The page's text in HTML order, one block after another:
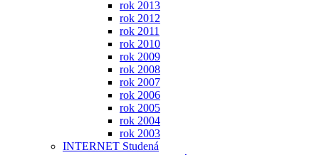
rok 2013
rok 2012
rok 2011
rok 2010
rok 2009
rok 2008
rok 2007
rok 2006
rok 2005
rok 2004
rok 2003
INTERNET Studená